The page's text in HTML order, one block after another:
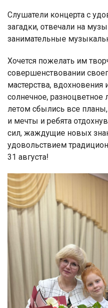
Слушатели концерта с
загадки, отвечали на
занимательные
Хочется пожелать им
совершенствовании
мастерства, вдохновения
солнечное, разноцветное
летом сбылись все
и мечты и ребята
сил, жаждущие новых
удовольствием
31 августа!